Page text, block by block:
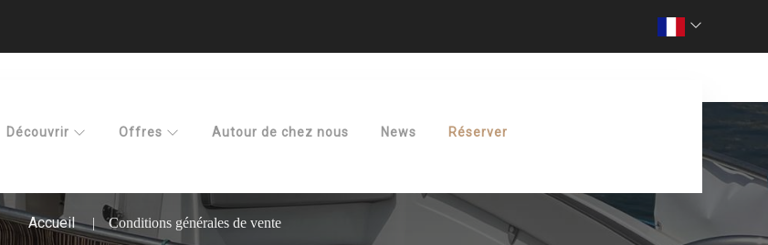
Découvrir Offres Autour de chez nous News Réserver
Accueil Conditions générales de vente